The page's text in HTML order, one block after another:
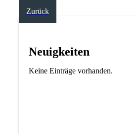
Zurück
Neuigkeiten
Keine Einträge vorhanden.